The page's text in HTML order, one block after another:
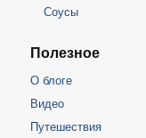
Соусы
Полезное
О блоге
Видео
Путешествия